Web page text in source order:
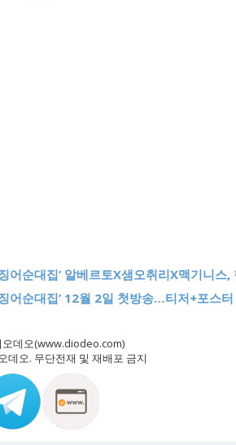
어순대집’ 알베르토X샘오취리X맥기니스
어순대집’ 12월 2일 첫방송…티저+포스
오데오(www.diodeo.com)
오. 무단전재 및 재배포 금지